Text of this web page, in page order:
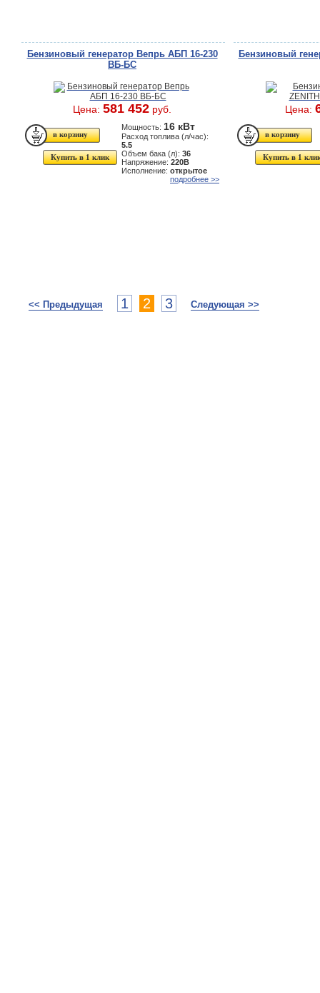
Бензиновый генератор Вепрь АБП 16-230
ВБ-БС
Цена: 581 452 руб.
Купить в 1 клик
Мощность: 16 кВт
Расход топлива (л/час):
5.5
Объем бака (л): 36
Напряжение: 220В
Исполнение: открытое
подробнее >>
Бензиновый
Цена:
Купить в 1
<< Предыдущая 1 2 3 Следующая >>